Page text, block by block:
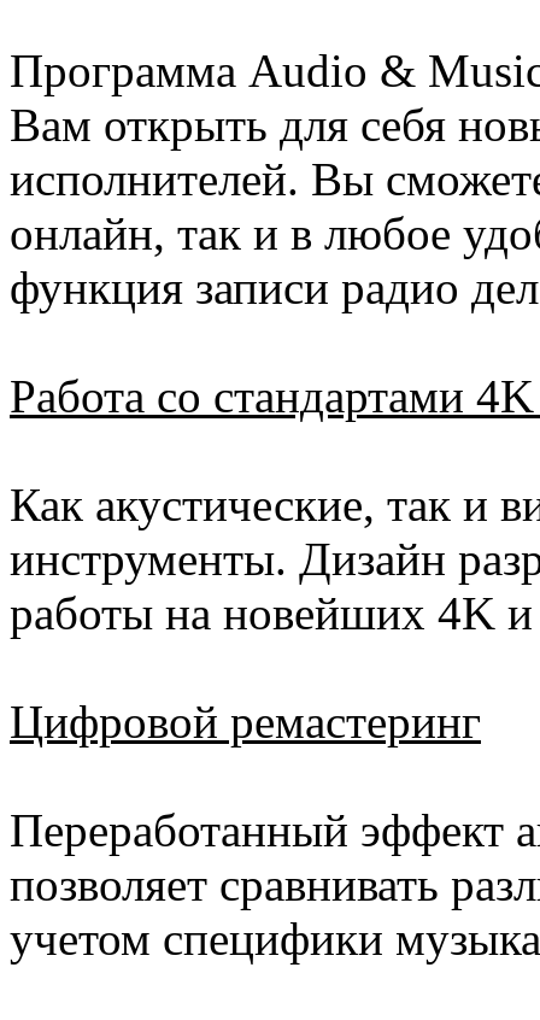
Программа Audio &
Вам открыть для себя
исполнителей. Вы
онлайн, так и в любое
функция записи радио
Работа со стандартами
Как акустические, так и
инструменты. Дизайн
работы на новейших 4K
Цифровой ремастеринг
Переработанный эффект
позволяет сравнивать
учетом специфики